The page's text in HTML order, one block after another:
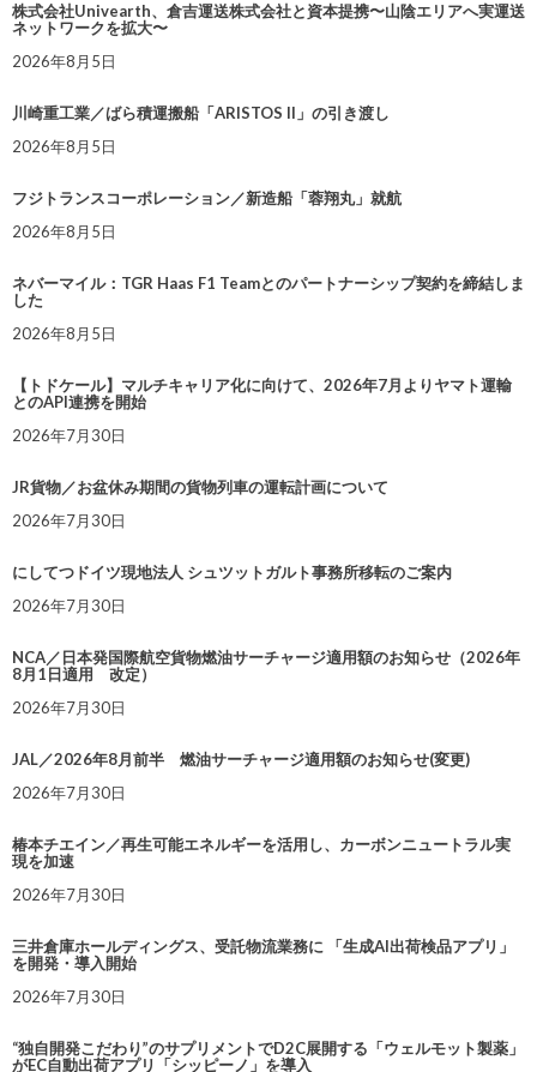
株式会社Univearth、倉吉運送株式会社と資本提携〜山陰エリアへ実運送
ネットワークを拡大〜
2026年8月5日
川崎重工業／ばら積運搬船「ARISTOS II」の引き渡し
2026年8月5日
フジトランスコーポレーション／新造船「蓉翔丸」就航
2026年8月5日
ネバーマイル：TGR Haas F1 Teamとのパートナーシップ契約を締結しま
した
2026年8月5日
【トドケール】マルチキャリア化に向けて、2026年7月よりヤマト運輸
とのAPI連携を開始
2026年7月30日
JR貨物／お盆休み期間の貨物列車の運転計画について
2026年7月30日
にしてつドイツ現地法人 シュツットガルト事務所移転のご案内
2026年7月30日
NCA／日本発国際航空貨物燃油サーチャージ適用額のお知らせ（2026年
8月1日適用 改定）
2026年7月30日
JAL／2026年8月前半 燃油サーチャージ適用額のお知らせ(変更)
2026年7月30日
椿本チエイン／再生可能エネルギーを活用し、カーボンニュートラル実
現を加速
2026年7月30日
三井倉庫ホールディングス、受託物流業務に 「生成AI出荷検品アプリ」
を開発・導入開始
2026年7月30日
“独自開発こだわり”のサプリメントでD2C展開する「ウェルモット製薬」
がEC自動出荷アプリ「シッピーノ」を導入